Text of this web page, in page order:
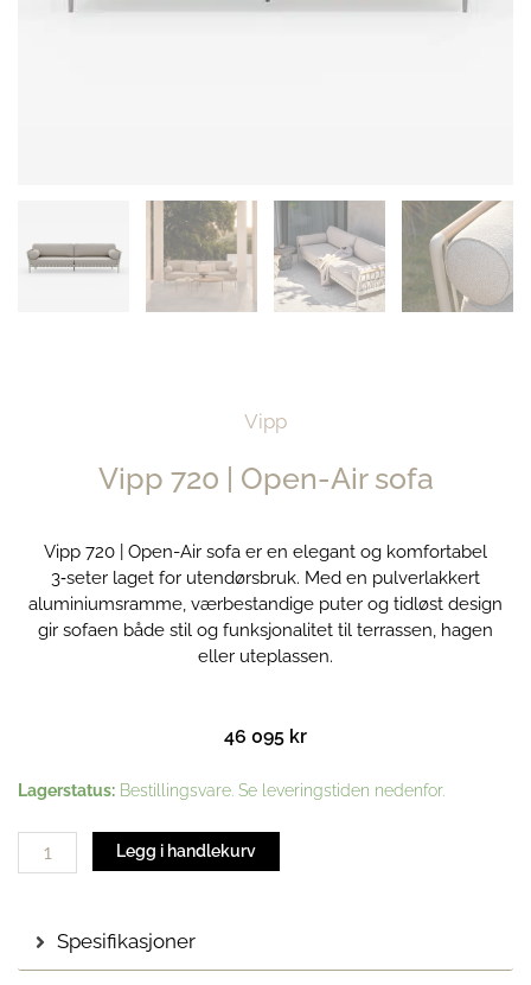
Vipp
Vipp 720 | Open-Air sofa
Vipp 720 | Open-Air sofa er en elegant og komfortabel
3‑seter laget for utendørsbruk. Med en pulverlakkert
aluminiumsramme, værbestandige puter og tidløst design
gir sofaen både stil og funksjonalitet til terrassen, hagen
eller uteplassen.
46 095 kr
Lagerstatus: Bestillingsvare. Se leveringstiden nedenfor.
Vipp
Open-
antall
Legg i handlekurv
Spesifikasjoner